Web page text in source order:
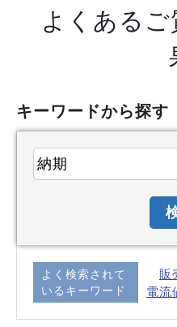
よくある
キーワードから探す
よく検索されて
いるキーワード
販
電流